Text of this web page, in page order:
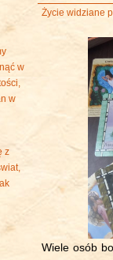
w
w
z
Życie widziane
Wiele osób